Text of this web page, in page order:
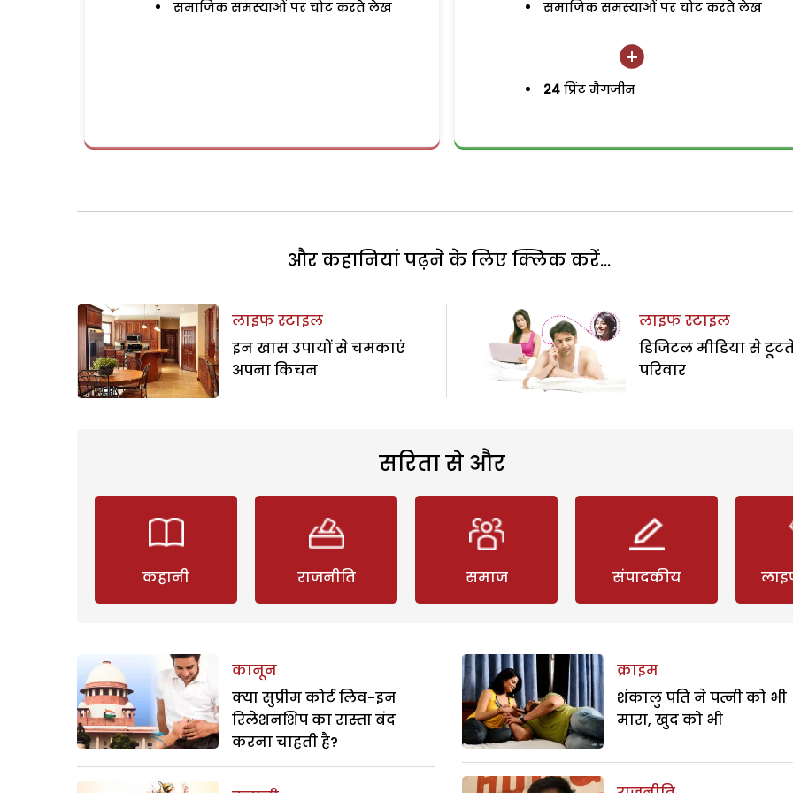
समाजिक समस्याओं पर चोट करते लेख समाजिक समस्याओं पर चोट करते लेख
24 प्रिंट मैगजीन
और कहानियां पढ़ने के लिए क्लिक करें...
लाइफ स्टाइल
इन खास उपायों से चमकाएं
अपना किचन
लाइफ स्टाइल
डिजिटल मीडिया से
परिवार
सरिता से और
कहानी राजनीति समाज संपादकीय
कानून
क्या सुप्रीम कोर्ट लिव-इन
रिलेशनशिप का रास्ता बंद
करना चाहती है?
क्राइम
शंकालु पति ने पत्नी को भी
मारा, खुद को भी